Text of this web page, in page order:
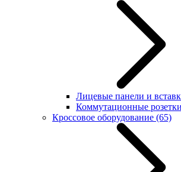
Лицевые панели и
Коммутационные розетки
Кроссовое оборудование (65)